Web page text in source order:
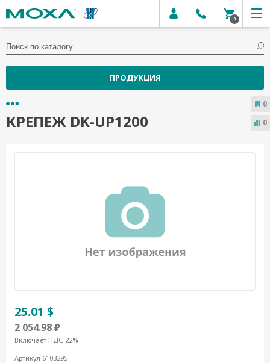
0
ПРОДУКЦИЯ
КРЕПЕЖ DK-UP1200
25.01 $
2 054.98 ₽
Включает НДС 22%
Артикул 6103295
0
0